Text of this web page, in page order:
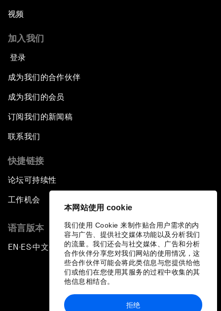
本网站使用 cookie
我们使用 Cookie 来制作贴合用户需求的内
容与广告、提供社交媒体功能以及分析我们
的流量。我们还会与社交媒体、广告和分析
合作伙伴分享您对我们网站的使用情况，这
些合作伙伴可能会将此类信息与您提供给他
们或他们在您使用其服务的过程中收集的其
他信息相结合。
拒绝
视频
加入我们
登录
成为我们的合作伙伴
成为我们的会员
订阅我们的新闻稿
联系我们
快捷链接
论坛可持续性
工作机会
语言版本
EN ▪ ES▪中文▪ 日本語